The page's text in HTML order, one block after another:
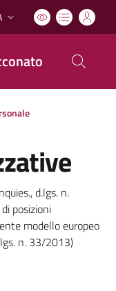
attiva:
d.lgs. n.
posizioni
modello europeo
n. 33/2013)